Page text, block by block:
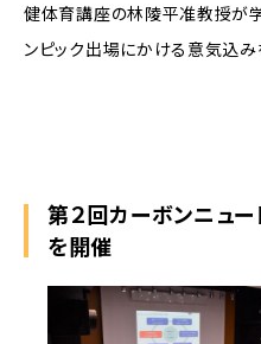
健体育講座の林陵平准教授が
ンピック出場にかける意気込み
第２回カーボンニュ
を開催